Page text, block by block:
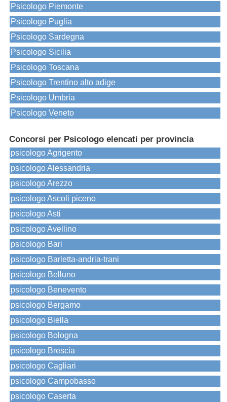
Psicologo Piemonte
Psicologo Puglia
Psicologo Sardegna
Psicologo Sicilia
Psicologo Toscana
Psicologo Trentino alto adige
Psicologo Umbria
Psicologo Veneto
Concorsi per Psicologo elencati per provincia
psicologo Agrigento
psicologo Alessandria
psicologo Arezzo
psicologo Ascoli piceno
psicologo Asti
psicologo Avellino
psicologo Bari
psicologo Barletta-andria-trani
psicologo Belluno
psicologo Benevento
psicologo Bergamo
psicologo Biella
psicologo Bologna
psicologo Brescia
psicologo Cagliari
psicologo Campobasso
psicologo Caserta